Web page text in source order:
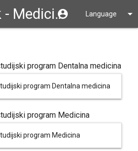
Urnik - Medicinska fakulteta UL Language arrow_drop_down
account_circle
close
program Dentalna medicina
program Dentalna medicina
program Medicina
program Medicina